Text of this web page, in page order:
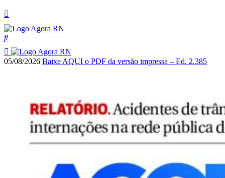
05/08/2026 Baixe AQUI o PDF da versão impressa – Ed. 2.385